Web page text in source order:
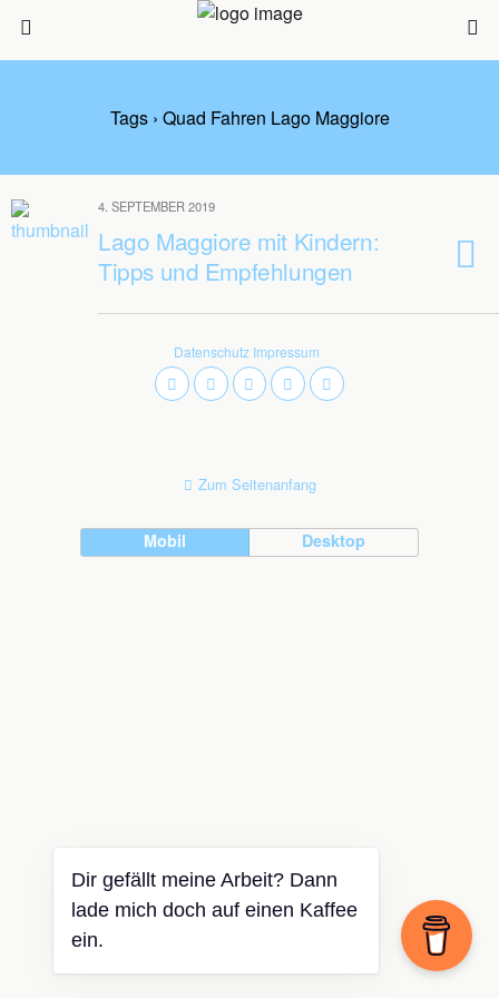
Tags › Quad Fahren Lago Maggiore
4. SEPTEMBER 2019
Lago Maggiore mit Kindern:
Tipps und Empfehlungen
Datenschutz Impressum
Zum Seitenanfang
Mobil Desktop
Dir gefällt meine Arbeit? Dann
lade mich doch auf einen Kaffee
ein.